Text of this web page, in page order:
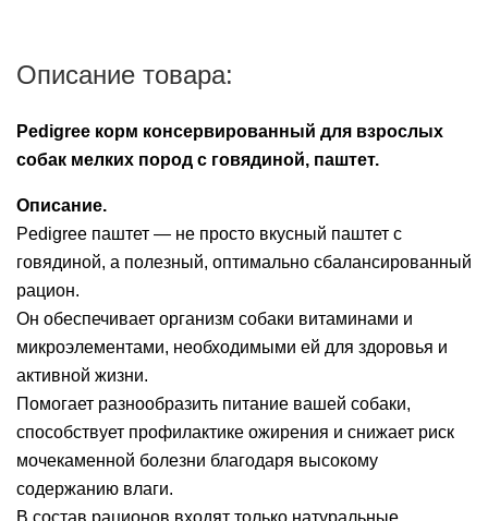
Описание товара:
Pedigree корм консервированный для взрослых
собак мелких пород с говядиной, паштет.
Описание.
Pedigree паштет — не просто вкусный паштет с
говядиной, а полезный, оптимально сбалансированный
рацион.
Он обеспечивает организм собаки витаминами и
микроэлементами, необходимыми ей для здоровья и
активной жизни.
Помогает разнообразить питание вашей собаки,
способствует профилактике ожирения и снижает риск
мочекаменной болезни благодаря высокому
содержанию влаги.
В состав рационов входят только натуральные